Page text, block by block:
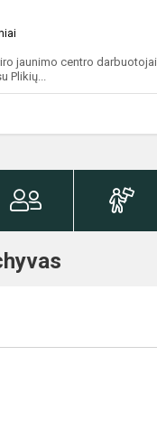
jaunimo centro darbuotojai,
Plikių...